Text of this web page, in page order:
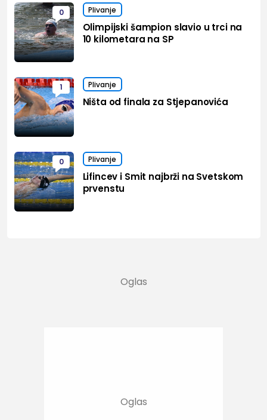
0 Plivanje
Olimpijski šampion slavio u trci na
10 kilometara na SP
1 Plivanje
Ništa od finala za Stjepanovića
0 Plivanje
Lifincev i Smit najbrži na Svetskom
prvenstu